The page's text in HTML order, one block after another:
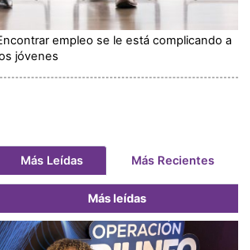
empleo se le está complicando a
jóvenes
Más Leídas Más Recientes
Más leídas